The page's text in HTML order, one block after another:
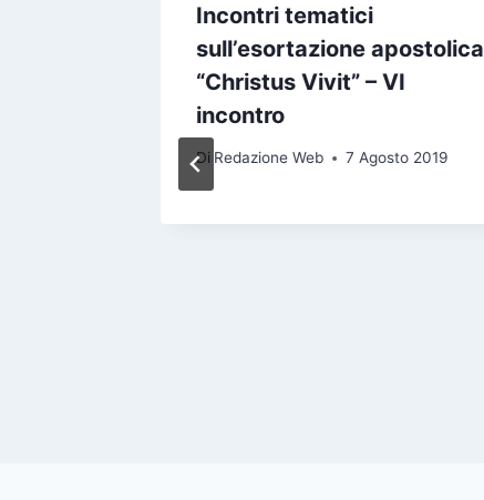
Incontri tematici
sull’esortazione apostolica
“Christus Vivit” – VI
incontro
Di Redazione Web 7 Agosto 2019